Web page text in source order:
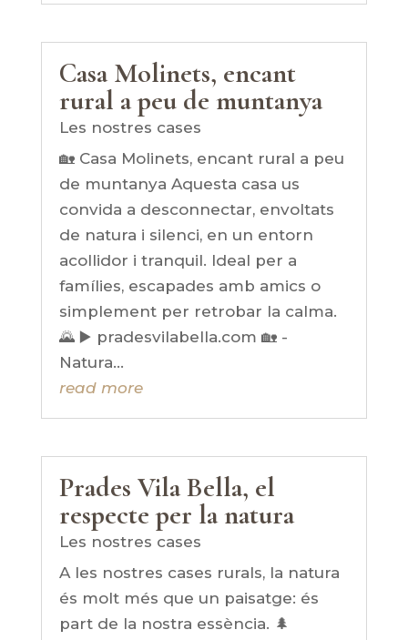
Casa Molinets, encant
rural a peu de muntanya
Les nostres cases
🏡 Casa Molinets, encant rural a peu
de muntanya Aquesta casa us
convida a desconnectar, envoltats
de natura i silenci, en un entorn
acollidor i tranquil. Ideal per a
famílies, escapades amb amics o
simplement per retrobar la calma.
🌄 ▶️ pradesvilabella.com 🏡 -
Natura...
read more
Prades Vila Bella, el
respecte per la natura
Les nostres cases
A les nostres cases rurals, la natura
és molt més que un paisatge: és
part de la nostra essència. 🌲